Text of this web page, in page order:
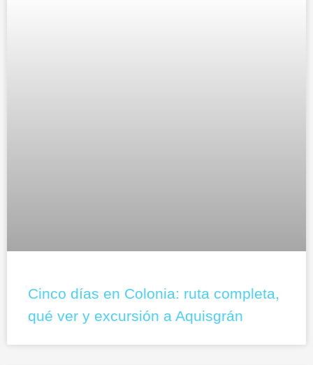
Cinco días en Colonia: ruta completa,
qué ver y excursión a Aquisgrán